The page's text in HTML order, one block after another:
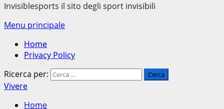
Invisiblesports il sito degli sport invisibili
Menu principale
Home
Privacy Policy
Ricerca per:
Vivere
Home